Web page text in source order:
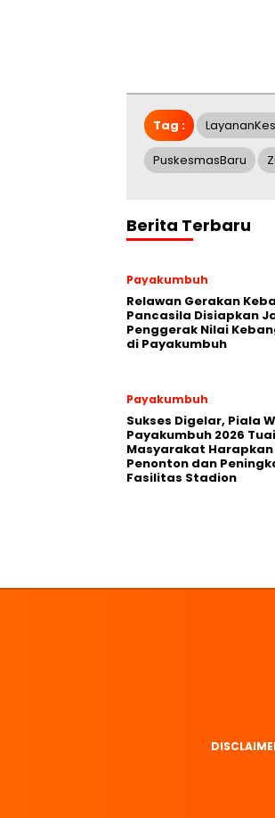
Tag :
PuskesmasBaru
Berita Terbaru
Payakumbuh
Relawan Gerakan
Pancasila Disiapkan
Penggerak Nilai
di Payakumbuh
Payakumbuh
Sukses Digelar, Piala
Payakumbuh 2026
Masyarakat
Penonton dan
Fasilitas Stadion